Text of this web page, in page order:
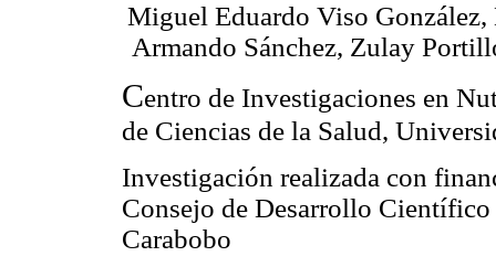
Miguel Eduardo Viso
Armando Sánchez, Zulay
Centro de Investigaciones en
de Ciencias de la Salud,
Investigación realizada con
Consejo de Desarrollo
Carabobo